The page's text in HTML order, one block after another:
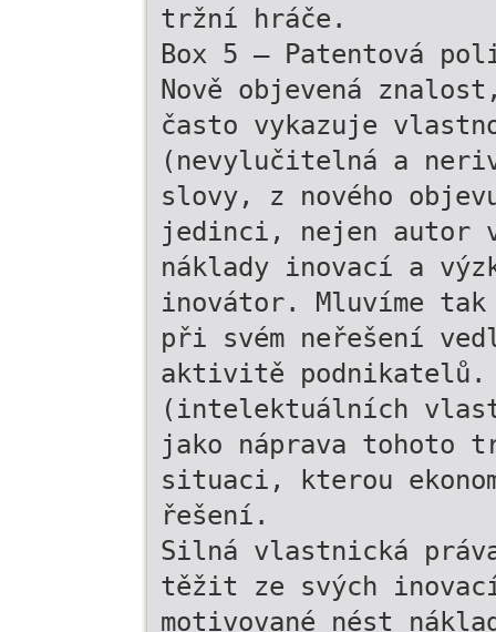
tržní hráče.
Box 5 – Patentová
Nově objevená
často vykazuje
(nevylučitelná a
slovy, z nového
jedinci, nejen autor
náklady inovací a
inovátor. Mluvíme
při svém neřešení
aktivitě podnikatelů.
(intelektuálních
jako náprava tohoto
situaci, kterou
řešení.
Silná vlastnická
těžit ze svých
motivované nést